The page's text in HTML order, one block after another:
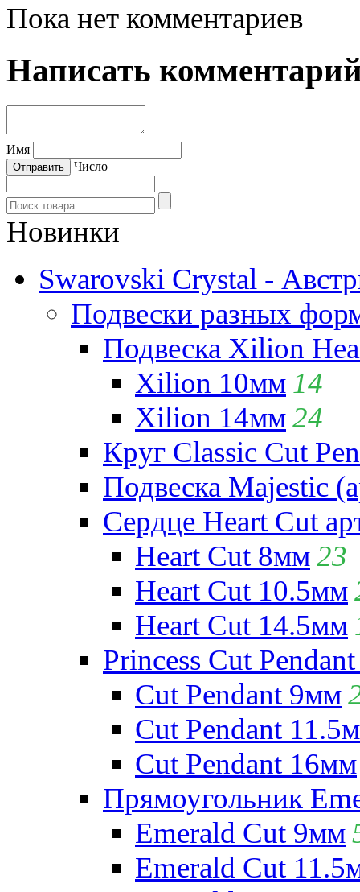
Пока нет комментариев
Написать
Имя
Число
Новинки
Swarovski Crystal -
Подвески разных
Подвеска Xilion
Xilion 10мм 14
Xilion 14мм24
Круг Classic Cut
Подвеска Majestic
Сердце Heart Cut
Heart Cut 8мм23
Heart Cut 10.5мм
Heart Cut 14.5мм
Princess Cut
Cut Pendant 9мм
Cut Pendant
Cut Pendant 16мм
Прямоугольник
Emerald Cut 9мм
Emerald Cut